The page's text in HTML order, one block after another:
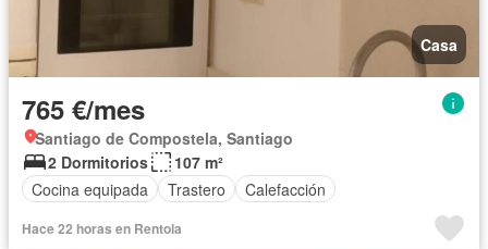
Casa
765 €/mes
Santiago de Compostela, Santiago
2 Dormitorios
107 m²
Cocina equipada
Trastero Calefacción
Hace 22 horas en Rentola